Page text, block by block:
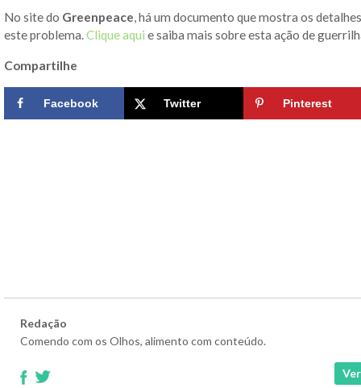
No site do Greenpeace, há um documento que mostra os
este problema.Clique aqui e saiba mais sobre esta ação de
Compartilhe
Facebook Twitter Pinterest
Redação
Comendo com os Olhos, alimento com conteúdo.